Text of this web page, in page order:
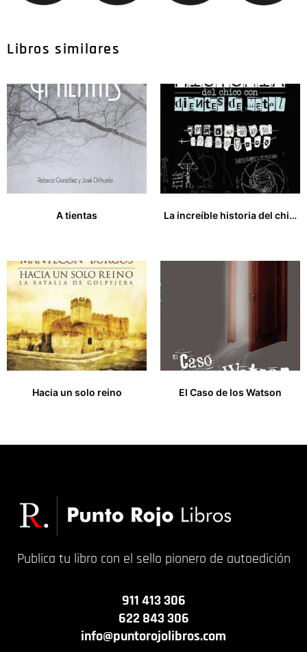
Libros similares
A tientas
La increíble historia del chico con dientes de metal
Hacia un solo reino
El Caso de los Watson
Publica tu libro con el sello pionero de autoedición
911 413 306
622 843 306
info@puntorojolibros.com